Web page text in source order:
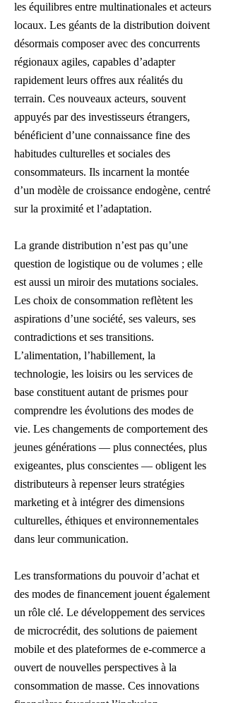
les équilibres entre multinationales et acteurs
locaux. Les géants de la distribution doivent
désormais composer avec des concurrents
régionaux agiles, capables d’adapter
rapidement leurs offres aux réalités du
terrain. Ces nouveaux acteurs, souvent
appuyés par des investisseurs étrangers,
bénéficient d’une connaissance fine des
habitudes culturelles et sociales des
consommateurs. Ils incarnent la montée
d’un modèle de croissance endogène, centré
sur la proximité et l’adaptation.
La grande distribution n’est pas qu’une
question de logistique ou de volumes ; elle
est aussi un miroir des mutations sociales.
Les choix de consommation reflètent les
aspirations d’une société, ses valeurs, ses
contradictions et ses transitions.
L’alimentation, l’habillement, la
technologie, les loisirs ou les services de
base constituent autant de prismes pour
comprendre les évolutions des modes de
vie. Les changements de comportement des
jeunes générations — plus connectées, plus
exigeantes, plus conscientes — obligent les
distributeurs à repenser leurs stratégies
marketing et à intégrer des dimensions
culturelles, éthiques et environnementales
dans leur communication.
Les transformations du pouvoir d’achat et
des modes de financement jouent également
un rôle clé. Le développement des services
de microcrédit, des solutions de paiement
mobile et des plateformes de e-commerce a
ouvert de nouvelles perspectives à la
consommation de masse. Ces innovations